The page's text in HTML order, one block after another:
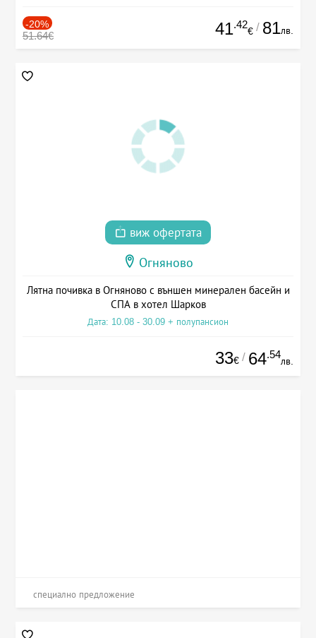
-20%
51.64€ 41.42
€ / 81лв.
виж офертата
Огняново
Лятна почивка в Огняново с външен минерален басейн и
СПА в хотел Шарков
Дата: 10.08 - 30.09 + полупансион
33€ / 64.54
лв.
специално предложение